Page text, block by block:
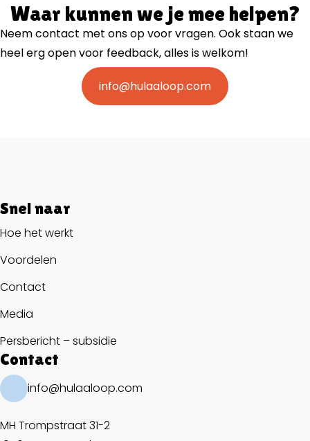
Waar kunnen we je mee helpen?
Neem contact met ons op voor vragen. Ook staan we
heel erg open voor feedback, alles is welkom!
info@hulaaloop.com
Snel naar
Hoe het werkt
Voordelen
Contact
Media
Persbericht – subsidie
Contact
info@hulaaloop.com
MH Trompstraat 31-2